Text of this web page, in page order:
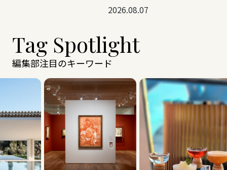
2026.08.07
Tag Spotlight
編集部注目のキーワード